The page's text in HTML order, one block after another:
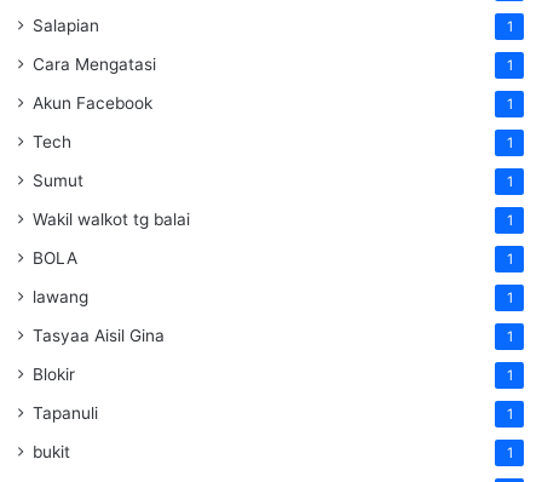
Salapian 1
Cara Mengatasi 1
Akun Facebook 1
Tech 1
Sumut 1
Wakil walkot tg balai 1
BOLA 1
lawang 1
Tasyaa Aisil Gina 1
Blokir 1
Tapanuli 1
bukit 1